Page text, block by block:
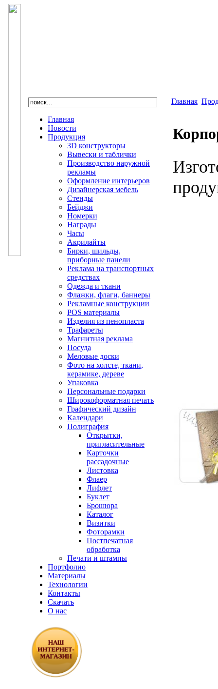
Главная
Новости
Продукция
3D конструкторы
Вывески и таблички
Производство наружной
рекламы
Оформление интерьеров
Дизайнерская мебель
Стенды
Бейджи
Номерки
Награды
Часы
Акрилайты
Бирки, шильды,
приборные панели
Реклама на транспортных
средствах
Одежда и ткани
Флажки, флаги, баннеры
Рекламные конструкции
POS материалы
Изделия из пенопласта
Трафареты
Магнитная реклама
Посуда
Меловые доски
Фото на холсте, ткани,
керамике, дереве
Упаковка
Персональные подарки
Широкоформатная печать
Графический дизайн
Календари
Полиграфия
Открытки,
пригласительные
Карточки
рассадочные
Листовка
Флаер
Лифлет
Буклет
Брошюра
Каталог
Визитки
Фоторамки
Постпечатная
обработка
Печати и штампы
Портфолио
Материалы
Технологии
Контакты
Скачать
О нас
Главная